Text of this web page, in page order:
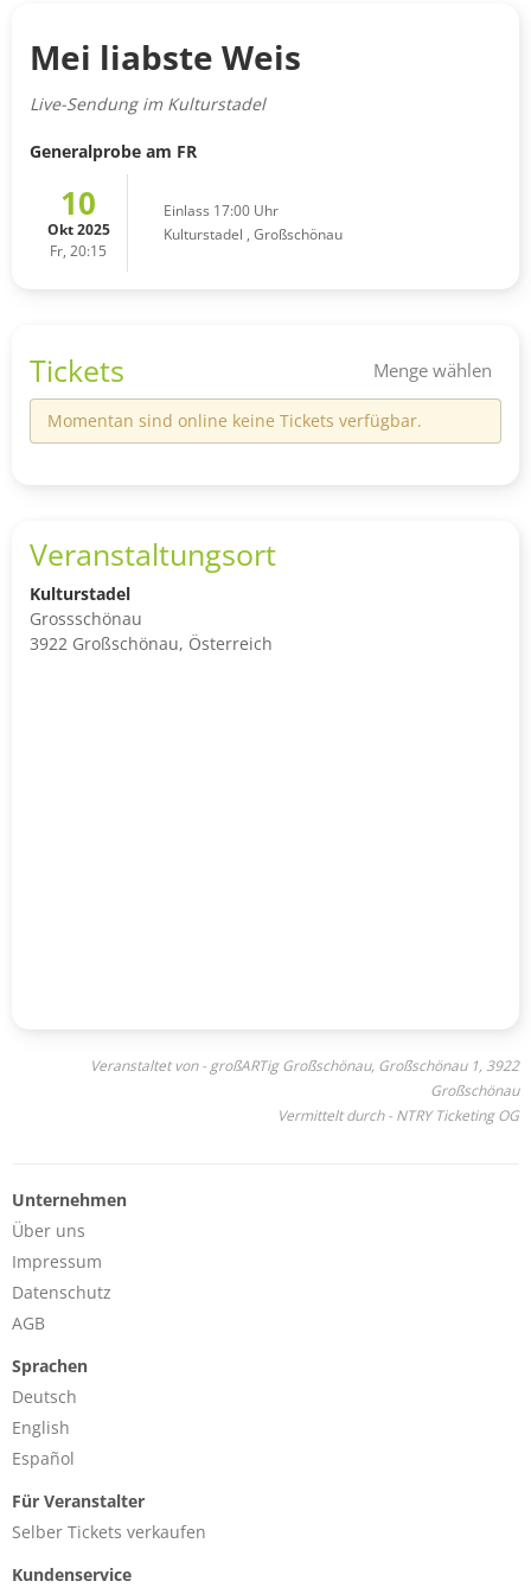
Mei liabste Weis
Live-Sendung im Kulturstadel
Generalprobe am FR
10
Okt 2025
Fr, 20:15
Einlass 17:00 Uhr
Kulturstadel , Großschönau
Tickets Menge wählen
Momentan sind online keine Tickets verfügbar.
Veranstaltungsort
Kulturstadel
Grossschönau
3922 Großschönau, Österreich
Veranstaltet von - großARTig Großschönau, Großschönau 1, 3922
Großschönau
Vermittelt durch - NTRY Ticketing OG
Unternehmen
Über uns
Impressum
Datenschutz
AGB
Sprachen
Deutsch
English
Español
Für Veranstalter
Selber Tickets verkaufen
Kundenservice